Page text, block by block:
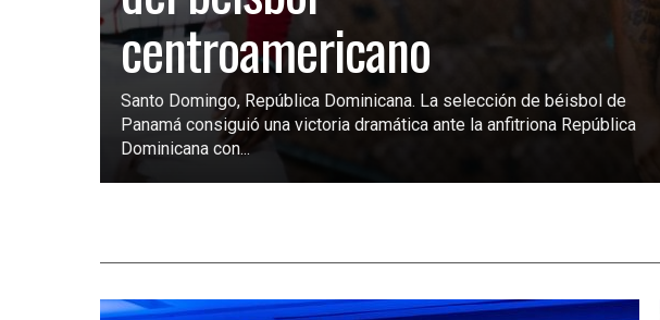
centroamericano
Santo Domingo, República Dominicana. La selección de béisbol de
Panamá consiguió una victoria dramática ante la anfitriona República
Dominicana con...